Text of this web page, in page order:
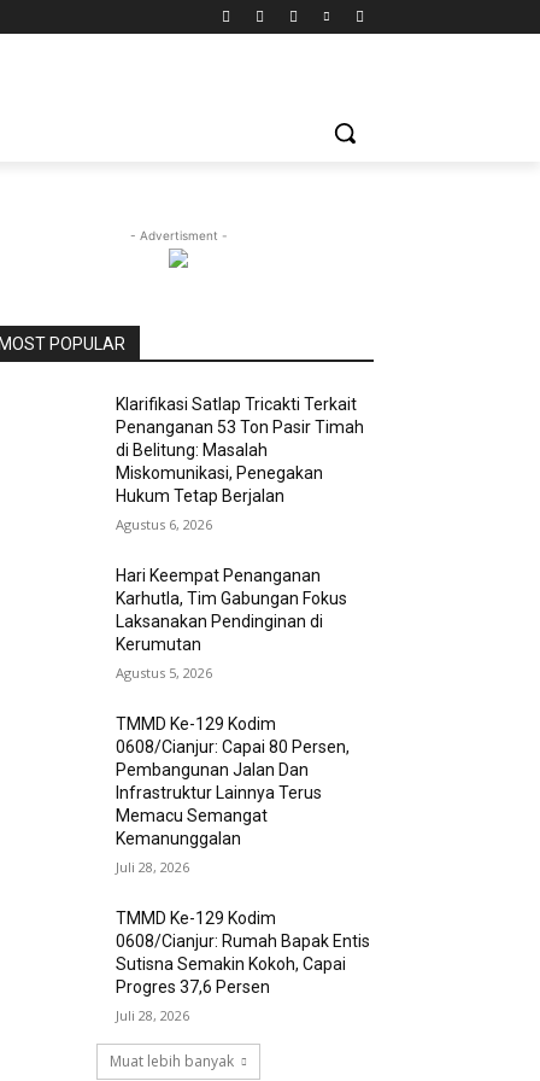
- Advertisment -
MOST POPULAR
Klarifikasi Satlap Tricakti Terkait
Penanganan 53 Ton Pasir Timah
di Belitung: Masalah
Miskomunikasi, Penegakan
Hukum Tetap Berjalan
Agustus 6, 2026
Hari Keempat Penanganan
Karhutla, Tim Gabungan Fokus
Laksanakan Pendinginan di
Kerumutan
Agustus 5, 2026
TMMD Ke-129 Kodim
0608/Cianjur: Capai 80 Persen,
Pembangunan Jalan Dan
Infrastruktur Lainnya Terus
Memacu Semangat
Kemanunggalan
Juli 28, 2026
TMMD Ke-129 Kodim
0608/Cianjur: Rumah Bapak Entis
Sutisna Semakin Kokoh, Capai
Progres 37,6 Persen
Juli 28, 2026
Muat lebih banyak